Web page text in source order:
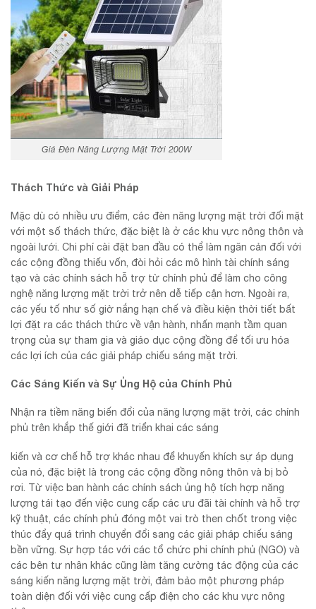
Giá Đèn Năng Lượng Mặt Trời 200W
Thách Thức và Giải Pháp
Mặc dù có nhiều ưu điểm, các đèn năng lượng mặt trời đối mặt
với một số thách thức, đặc biệt là ở các khu vực nông thôn và
ngoài lưới. Chi phí cài đặt ban đầu có thể làm ngăn cản đối với
các cộng đồng thiếu vốn, đòi hỏi các mô hình tài chính sáng
tạo và các chính sách hỗ trợ từ chính phủ để làm cho công
nghệ năng lượng mặt trời trở nên dễ tiếp cận hơn. Ngoài ra,
các yếu tố như số giờ nắng hạn chế và điều kiện thời tiết bất
lợi đặt ra các thách thức về vận hành, nhấn mạnh tầm quan
trọng của sự tham gia và giáo dục cộng đồng để tối ưu hóa
các lợi ích của các giải pháp chiếu sáng mặt trời.
Các Sáng Kiến và Sự Ủng Hộ của Chính Phủ
Nhận ra tiềm năng biến đổi của năng lượng mặt trời, các chính
phủ trên khắp thế giới đã triển khai các sáng
kiến và cơ chế hỗ trợ khác nhau để khuyến khích sự áp dụng
của nó, đặc biệt là trong các cộng đồng nông thôn và bị bỏ
rơi. Từ việc ban hành các chính sách ủng hộ tích hợp năng
lượng tái tạo đến việc cung cấp các ưu đãi tài chính và hỗ trợ
kỹ thuật, các chính phủ đóng một vai trò then chốt trong việc
thúc đẩy quá trình chuyển đổi sang các giải pháp chiếu sáng
bền vững. Sự hợp tác với các tổ chức phi chính phủ (NGO) và
các bên tư nhân khác cũng làm tăng cường tác động của các
sáng kiến năng lượng mặt trời, đảm bảo một phương pháp
toàn diện đối với việc cung cấp điện cho các khu vực nông